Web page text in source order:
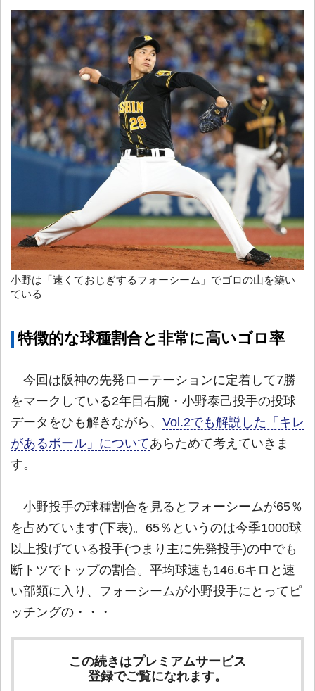
小野は「速くておじぎするフォーシーム」でゴロの山を築い
ている
特徴的な球種割合と非常に高いゴロ率
今回は阪神の先発ローテーションに定着して7勝
をマークしている2年目右腕・小野泰己投手の投球
データをひも解きながら、 Vol.2でも解説した「キレ
があるボール」についてあらためて考えていきま
す。
小野投手の球種割合を見るとフォーシームが65％
を占めています(下表)。65％というのは今季1000球
以上投げている投手(つまり主に先発投手)の中でも
断トツでトップの割合。平均球速も146.6キロと速
い部類に入り、フォーシームが小野投手にとってピ
ッチングの・・・
この続きはプレミアムサービス
登録でご覧になれます。